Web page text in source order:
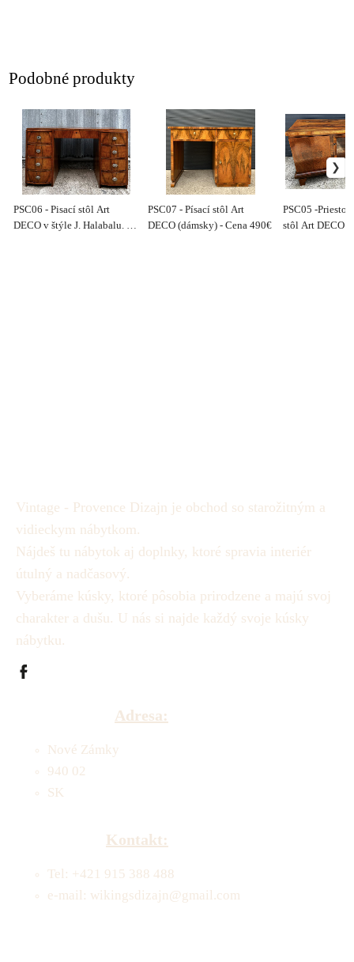
Podobné produkty
PSC06 - Pisací stôl Art
DECO v štýle J. Halabalu. -
PSC07 - Písací stôl Art
DECO (dámsky) - Cena 490€
PSC05 -
stôl Art DECO -
Vintage - Provence Dizajn je obchod so starožitným a
vidieckym nábytkom.
Nájdeš tu nábytok aj doplnky, ktoré spravia interiér
útulný a nadčasový.
Vyberáme kúsky, ktoré pôsobia prirodzene a majú svoj
charakter a dušu. U nás si najde každý svoje kúsky
nábytku.
Adresa:
Nové Zámky
940 02
SK
Kontakt:
Tel: +421 915 388 488
e-mail: wikingsdizajn@gmail.com